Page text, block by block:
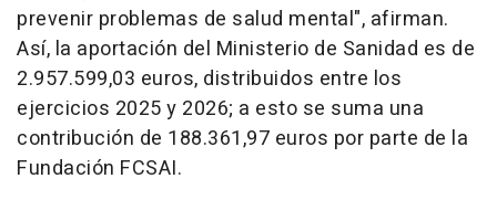
prevenir problemas de salud mental", afirman.
Así, la aportación del Ministerio de Sanidad es de
2.957.599,03 euros, distribuidos entre los
ejercicios 2025 y 2026; a esto se suma una
contribución de 188.361,97 euros por parte de la
Fundación FCSAI.